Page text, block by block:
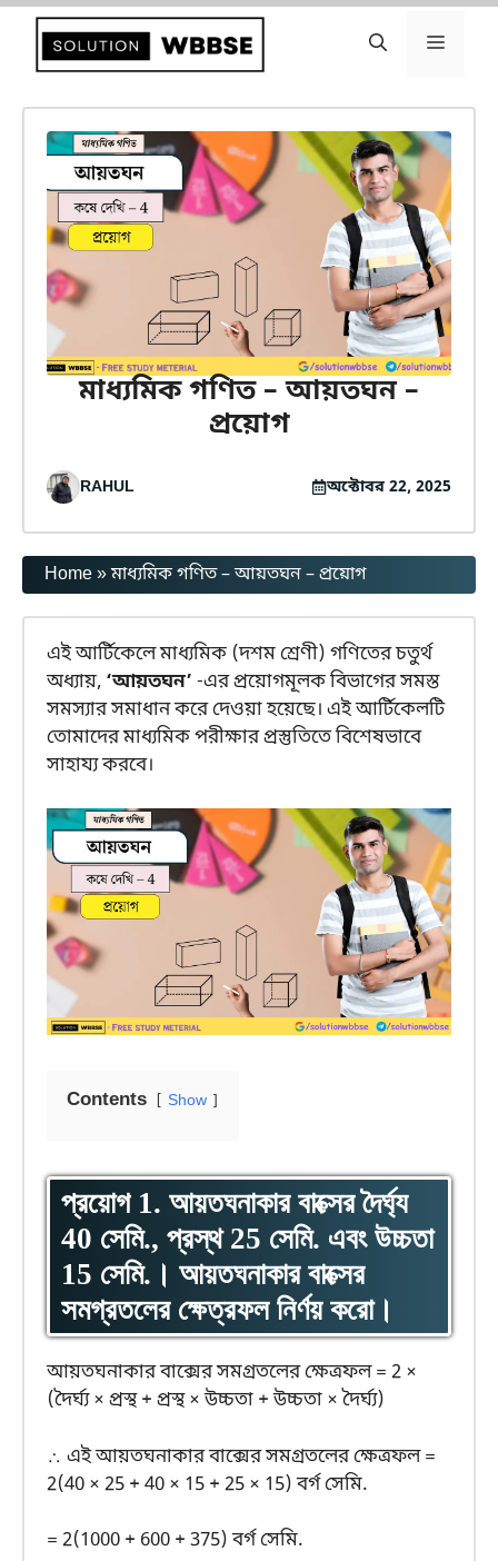
এড়িেয়
লেখায়
মেনু
মাধ্যমিক গণিত – আয়তঘন –
প্রয়োগ
RAHUL অক্টোবর 22, 2025
Home»মাধ্যমিক গণিত – আয়তঘন – প্রয়োগ
এই আর্টিকেলে মাধ্যমিক (দশম শ্রেণী) গণিতের চতুর্থ
অধ্যায়, ‘আয়তঘন’ -এর প্রয়োগমূলক বিভাগের সমস্ত
সমস্যার সমাধান করে দেওয়া হয়েছে। এই আর্টিকেলটি
তোমাদের মাধ্যমিক পরীক্ষার প্রস্তুতিতে বিশেষভাবে
সাহায্য করবে।
Contents Show
প্রয়োগ 1. আয়তঘনাকার বাক্সের দৈর্ঘ্য
40 সেমি., প্রস্থ 25 সেমি. এবং উচ্চতা
15 সেমি.। আয়তঘনাকার বাক্সের
সমগ্রতলের ক্ষেত্রফল নির্ণয় করো।
আয়তঘনাকার বাক্সের সমগ্রতলের ক্ষেত্রফল = 2 ×
(দৈর্ঘ্য × প্রস্থ + প্রস্থ × উচ্চতা + উচ্চতা × দৈর্ঘ্য)
∴ এই আয়তঘনাকার বাক্সের সমগ্রতলের ক্ষেত্রফল =
2(40 × 25 + 40 × 15 + 25 × 15) বর্গ সেমি.
= 2(1000 + 600 + 375) বর্গ সেমি.